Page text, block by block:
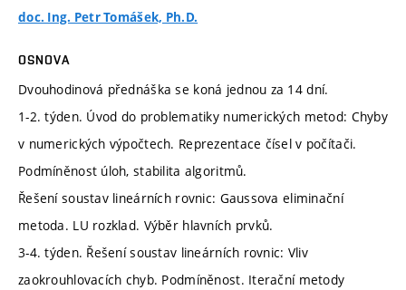
doc. Ing. Petr Tomášek, Ph.D.
OSNOVA
Dvouhodinová přednáška se koná jednou za 14 dní.
1-2. týden. Úvod do problematiky numerických metod: Chyby
v numerických výpočtech. Reprezentace čísel v počítači.
Podmíněnost úloh, stabilita algoritmů.
Řešení soustav lineárních rovnic: Gaussova eliminační
metoda. LU rozklad. Výběr hlavních prvků.
3-4. týden. Řešení soustav lineárních rovnic: Vliv
zaokrouhlovacích chyb. Podmíněnost. Iterační metody